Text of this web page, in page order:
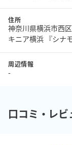
住所
神奈川県横浜市西
キニア横浜 『シナ
周辺情報
-
口コミ・レビ